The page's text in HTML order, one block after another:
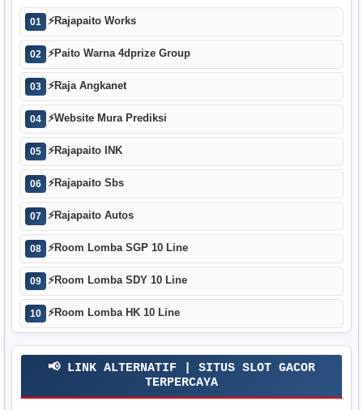
01 ⚡Rajapaito Works
02 ⚡Paito Warna 4dprize Group
03 ⚡Raja Angkanet
04 ⚡Website Mura Prediksi
05 ⚡Rajapaito INK
06 ⚡Rajapaito Sbs
07 ⚡Rajapaito Autos
08 ⚡Room Lomba SGP 10 Line
09 ⚡Room Lomba SDY 10 Line
10 ⚡Room Lomba HK 10 Line
📢 LINK ALTERNATIF | SITUS SLOT GACOR
TERPERCAYA